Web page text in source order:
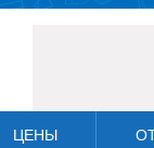
ЦЕНЫ